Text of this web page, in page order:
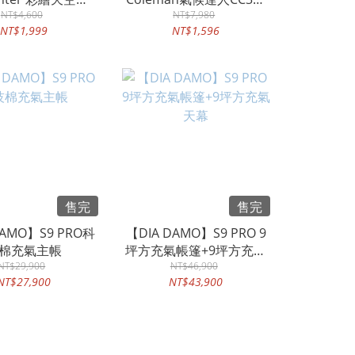
別墅帳篷頂
-23175
NT$4,600
NT$1,999
用黑布內掛帳 原價7980
超低特價1596
NT$7,980
NT$1,596
售完
】S9 PRO科
充氣主帳
售完
【DIA DAMO】S9 PRO 9
坪方充氣帳篷+9坪方充氣
天幕
NT$46,900
NT$43,900